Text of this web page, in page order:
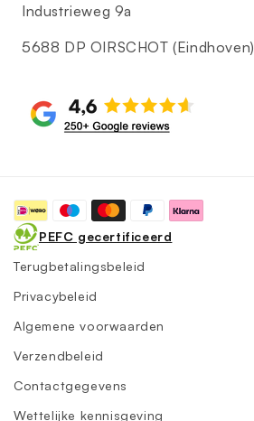
Industrieweg 9a
5688 DP OIRSCHOT (Eindhoven)
PEFC gecertificeerd
Terugbetalingsbeleid
Privacybeleid
Algemene voorwaarden
Verzendbeleid
Contactgegevens
Wettelijke kennisgeving
Betaalmethoden